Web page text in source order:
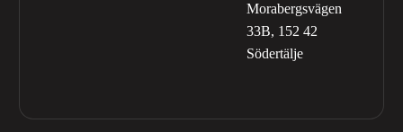
Morabergsvägen
33B, 152 42
Södertälje